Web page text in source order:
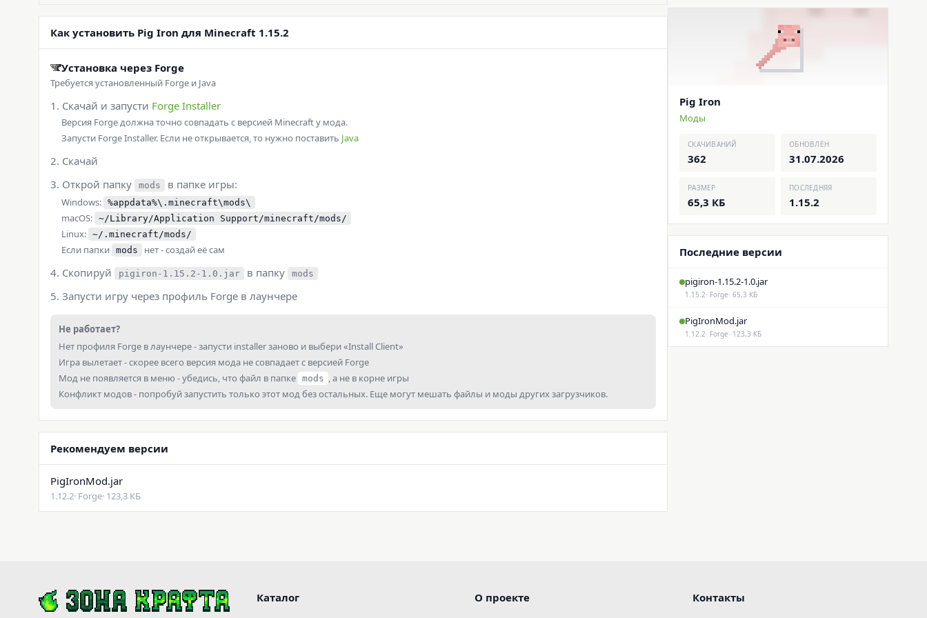
Как установить Pig Iron для Minecraft 1.15.2
Установка через Forge
Требуется установленный Forge и Java
Скачай и запусти Forge Installer
Версия Forge должна точно совпадать с версией Minecraft у мода.
Запусти Forge Installer. Если не открывается, то нужно поставить Java
Скачай
Открой папку
mods в папке игры:
Windows: %appdata%\.minecraft\mods\
macOS: ~/Library/Application Support/minecraft/mods/
Linux: ~/.minecraft/mods/
Если папки mods нет - создай её сам
Скопируй pigiron-1.15.2-1.0.jar в папку mods
Запусти игру через профиль Forge в лаунчере
Не работает?
Нет профиля Forge в лаунчере - запусти installer заново и выбери «Install Client»
Игра вылетает - скорее всего версия мода не совпадает с версией Forge
Мод не появляется в меню - убедись, что файл в папке mods , а не в корне игры
Конфликт модов - попробуй запустить только этот мод без остальных. Еще могут мешать файлы и моды других загрузчиков.
Рекомендуем версии
PigIronMod.jar
1.12.2· Forge· 123,3 КБ
Pig Iron
Моды
СКАЧИВАНИЙ
362
ОБНОВЛЁН
31.07.2026
РАЗМЕР
65,3 КБ
ПОСЛЕДНЯЯ
1.15.2
Последние версии
pigiron-1.15.2-1.0.jar
1.15.2· Forge· 65,3 КБ
PigIronMod.jar
1.12.2· Forge· 123,3 КБ
Каталог
О проекте
Контакты